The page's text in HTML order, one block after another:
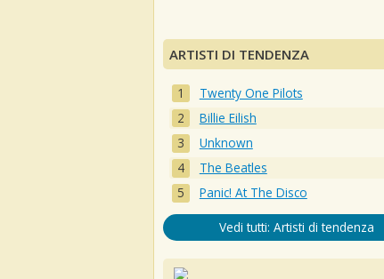
ARTISTI DI TENDENZA
Twenty One Pilots
Billie Eilish
Unknown
The Beatles
Panic! At The Disco
Vedi tutti: Artisti di tendenza